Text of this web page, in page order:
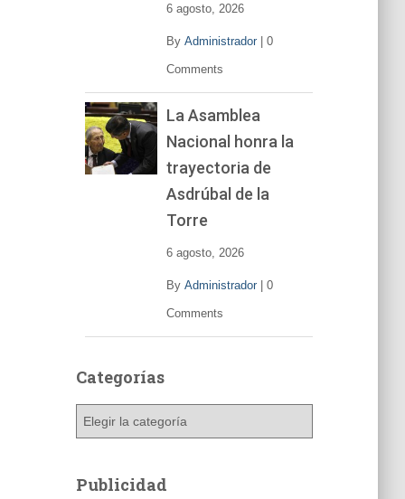
6 agosto, 2026
By Administrador| 0
Comments
La Asamblea
Nacional honra la
trayectoria de
Asdrúbal de la
Torre
6 agosto, 2026
By Administrador| 0
Comments
Categorías
g
Publicidad